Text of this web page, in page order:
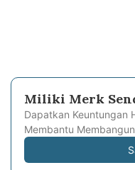
Miliki Merk
Dapatkan Keuntungan
Membantu